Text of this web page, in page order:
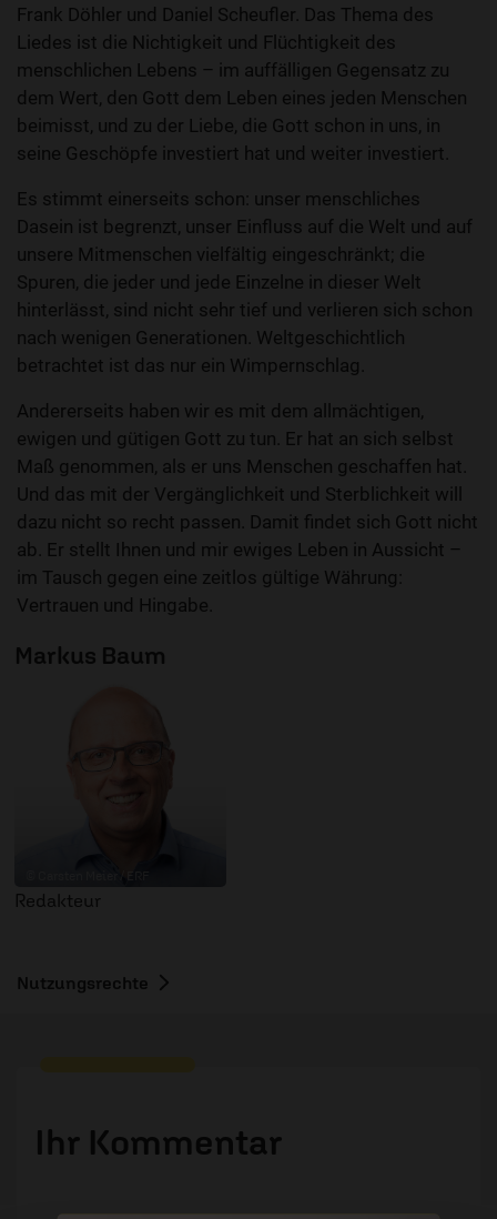
Frank Döhler und Daniel Scheufler. Das Thema des
Liedes ist die Nichtigkeit und Flüchtigkeit des
menschlichen Lebens – im auffälligen Gegensatz zu
dem Wert, den Gott dem Leben eines jeden Menschen
beimisst, und zu der Liebe, die Gott schon in uns, in
seine Geschöpfe investiert hat und weiter investiert.
Es stimmt einerseits schon: unser menschliches
Dasein ist begrenzt, unser Einfluss auf die Welt und auf
unsere Mitmenschen vielfältig eingeschränkt; die
Spuren, die jeder und jede Einzelne in dieser Welt
hinterlässt, sind nicht sehr tief und verlieren sich schon
nach wenigen Generationen. Weltgeschichtlich
betrachtet ist das nur ein Wimpernschlag.
Andererseits haben wir es mit dem allmächtigen,
ewigen und gütigen Gott zu tun. Er hat an sich selbst
Maß genommen, als er uns Menschen geschaffen hat.
Und das mit der Vergänglichkeit und Sterblichkeit will
dazu nicht so recht passen. Damit findet sich Gott nicht
ab. Er stellt Ihnen und mir ewiges Leben in Aussicht –
im Tausch gegen eine zeitlos gültige Währung:
Vertrauen und Hingabe.
Markus Baum
Redakteur
Nutzungsrechte
Ihr Kommentar